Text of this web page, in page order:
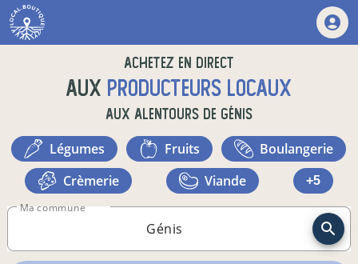
Achetez en direct
auxproducteurs locaux
aux alentours de Génis
légumes fruits
boulangerie
crèmerie
viande +5
Ma commune